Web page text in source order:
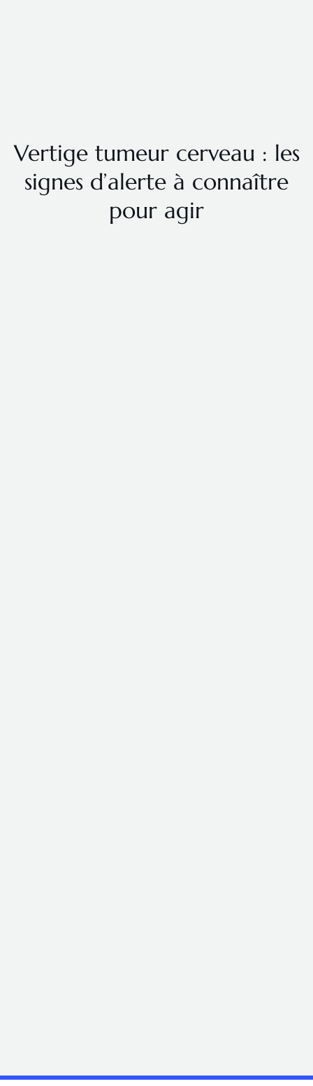
Vertige tumeur cerveau : les
signes d’alerte à connaître
pour agir